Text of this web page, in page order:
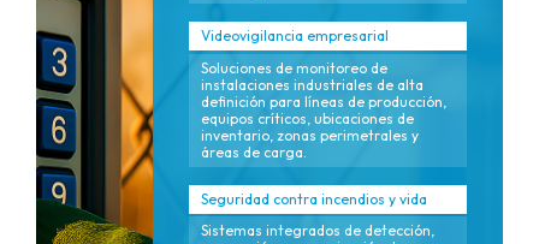
Videovigilancia empresarial
Soluciones de monitoreo de
instalaciones industriales de alta
definición para líneas de producción,
equipos críticos, ubicaciones de
inventario, zonas perimetrales y
áreas de carga.
Seguridad contra incendios y vida
Sistemas integrados de detección,